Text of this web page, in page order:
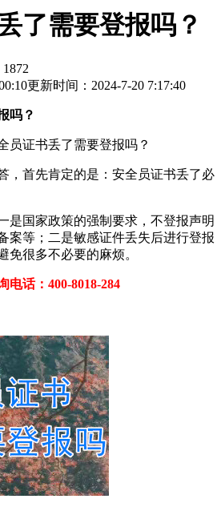
了需要登报吗？
更新时间：2024-7-20 7:17:40
吗？
员证书丢了需要登报吗？
，首先肯定的是：安全员证书丢了必
是国家政策的强制要求，不登报声明
案等；二是敏感证件丢失后进行登报
免很多不必要的麻烦。
电话：400-8018-284